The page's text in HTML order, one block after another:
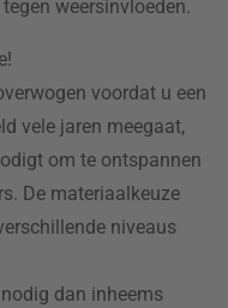
weersinvloeden.
voordat u een
vele jaren meegaat,
om te ontspannen
De materiaalkeuze
niveaus
dan inheems